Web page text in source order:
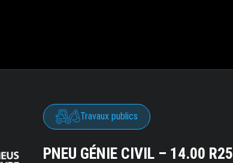
Travaux publics
PNEU GÉNIE CIVIL – 14.00 R25